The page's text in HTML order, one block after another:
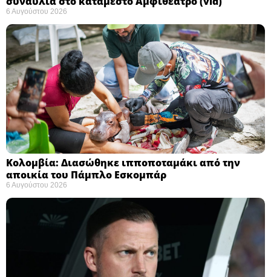
6 Αυγούστου 2026
Κολομβία: Διασώθηκε ιπποποταμάκι από την
αποικία του Πάμπλο Εσκομπάρ ​
6 Αυγούστου 2026